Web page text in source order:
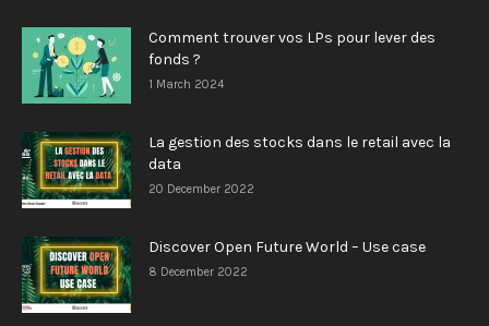
Comment trouver vos LPs pour lever des
fonds ?
1 March 2024
La gestion des stocks dans le retail avec la
data
20 December 2022
Discover Open Future World – Use case
8 December 2022